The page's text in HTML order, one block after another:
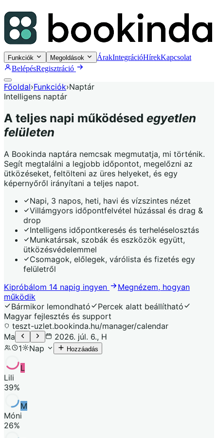
Funkciók Megoldások ÁrakIntegrációHírekKapcsolat
BelépésRegisztráció
Főoldal›Funkciók›Naptár
Intelligens naptár
A teljes napi működésed egyetlen
felületen
A Bookinda naptára nemcsak megmutatja, mi történik.
Segít megtalálni a legjobb időpontot, megelőzni az
ütközéseket, feltölteni az üres helyeket, és egy
képernyőről irányítani a teljes napot.
Napi, 3 napos, heti, havi és vízszintes nézet
Villámgyors időpontfelvétel húzással és drag &
drop
Intelligens időpontkeresés és terheléselosztás
Munkatársak, szobák és eszközök együtt,
ütközésvédelemmel
Csomagok, előlegek, várólista és fizetés egy
felületről
Kipróbálom 14 napig ingyen
Megnézem, hogyan
működik
Bármikor lemondható
Percek alatt beállítható
Magyar fejlesztés és support
teszt-uzlet.bookinda.hu/manager/calendar
Ma
2026. júl. 6., H
1
Nap Hozzáadás
L
Lili
39%
M
Móni
26%